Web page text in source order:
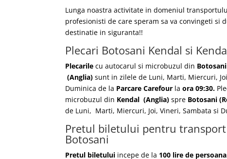
Lunga noastra activitate in domeniul
profesionisti de care speram sa va convingeti si
destinatie in siguranta!!
Plecari Botosani Kendal si
Plecarile cu autocarul si microbuzul din
(Anglia) sunt in zilele de Luni, Marti, Miercuri,
Duminica de la Parcare Carefour laora 09:30.
microbuzul din Kendal(Anglia) spre Botosani
de Luni, Marti, Miercuri, Joi, Vineri, Sambata si
Pretul biletului pentru transport
Botosani
Pretul biletului incepe de la 100 lire de persoana